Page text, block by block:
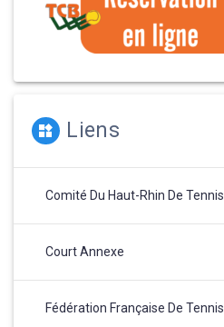
Liens
Comité Du Haut-Rhin De Tennis
Court Annexe
Fédération Française De Tennis